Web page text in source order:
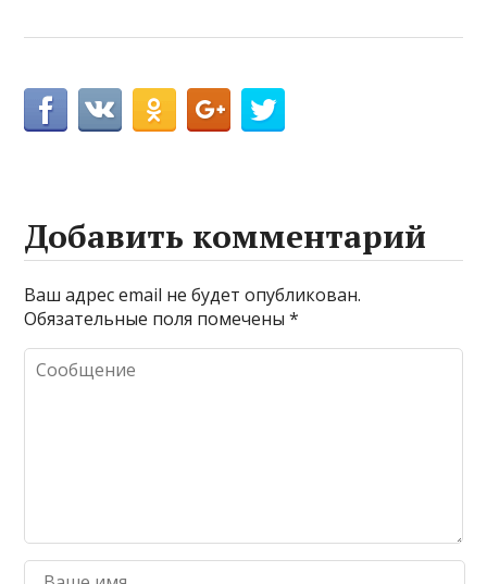
Добавить комментарий
Ваш адрес email не будет опубликован.
Обязательные поля помечены*